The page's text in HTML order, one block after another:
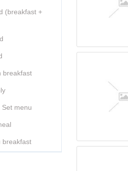
(breakfast +
breakfast
Set menu
breakfast